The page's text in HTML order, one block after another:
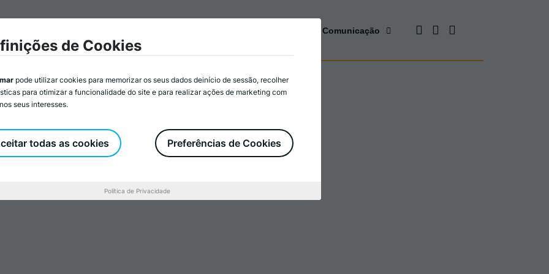
Comunicação
2018
de Penacova e as
de Cookies
pode utilizar cookies para memorizar os seus dados deinício de sessão, recolher
para otimizar a funcionalidade do site e para realizar ações de marketing com
seus interesses.
Preferências de Cookies
todas as cookies
Política de Privacidade